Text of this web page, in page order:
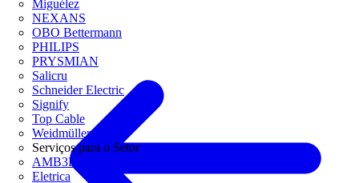
Miguélez
NEXANS
OBO Bettermann
PHILIPS
PRYSMIAN
Salicru
Schneider Electric
Signify
Top Cable
Weidmüller
Serviços para o Setor
AMB3E
Eletrica